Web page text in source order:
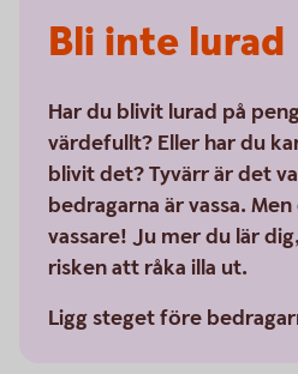
Bli inte lurad
Har du blivit lurad på
värdefullt? Eller har du
blivit det? Tyvärr är det
bedragarna är vassa.
vassare! Ju mer du lär
risken att råka illa ut.
Ligg steget före